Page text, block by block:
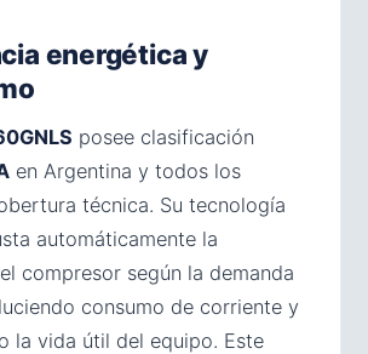
energética y
posee clasificación
en Argentina y todos los
técnica. Su tecnología
automáticamente la
compresor según la demanda
consumo de corriente y
la vida útil del equipo. Este